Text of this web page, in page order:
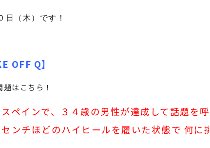
日（木）です！
OFF Q】
題はこちら！
ペインで、３４歳の男性が達成して話題を
ンチほどのハイヒールを履いた状態で 何に